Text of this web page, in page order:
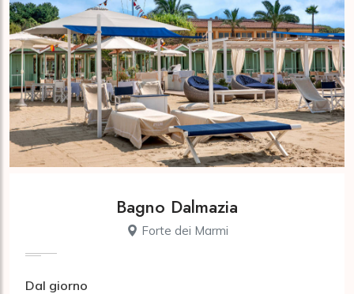
Bagno Dalmazia
Forte dei Marmi
Dal giorno